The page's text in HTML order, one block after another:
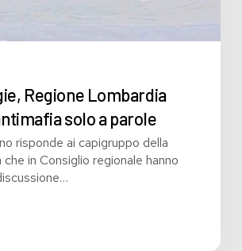
Regione Lombardia
solo a parole
risponde ai capigruppo della
in Consiglio regionale hanno